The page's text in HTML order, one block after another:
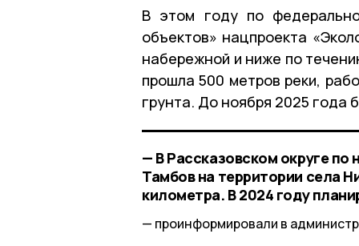
В этом году по
объектов» нацпроекта
набережной и ниже по
прошла 500 метров реки,
грунта. До ноября 2025 года
— В Рассказовском округе
Тамбов на территории села
километра. В 2024 году
проинформировали в